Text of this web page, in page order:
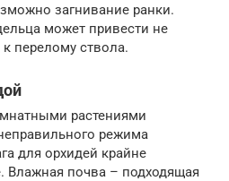
загнивание ранки.
может привести не
перелому ствола.
растениями
режима
для орхидей крайне
Влажная почва – подходящая